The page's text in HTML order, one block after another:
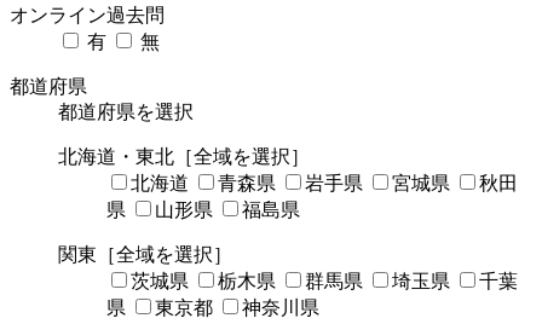
オンライン過去問
有
無
都道府県
都道府県を選択
北海道・東北 ［全域を選択］
北海道
青森県 岩手県 宮城県
秋田
県
山形県 福島県
関東 ［全域を選択］
茨城県
栃木県 群馬県 埼玉県
千葉
県
東京都 神奈川県